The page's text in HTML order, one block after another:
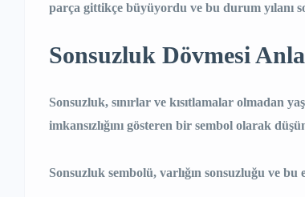
parça gittikçe büyüyordu ve bu durum yılanı
Sonsuzluk Dövmesi
Sonsuzluk, sınırlar ve kısıtlamalar olmadan
imkansızlığını gösteren bir sembol olarak
Sonsuzluk sembolü, varlığın sonsuzluğu ve bu